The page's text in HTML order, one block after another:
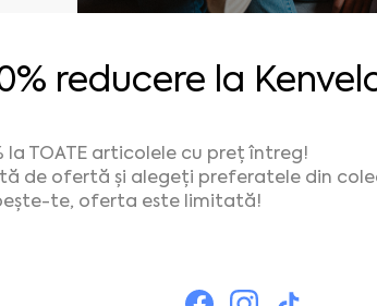
reducere la
la TOATE articolele cu preț întreg!
de ofertă și alegeți preferatele din
te, oferta este limitată!